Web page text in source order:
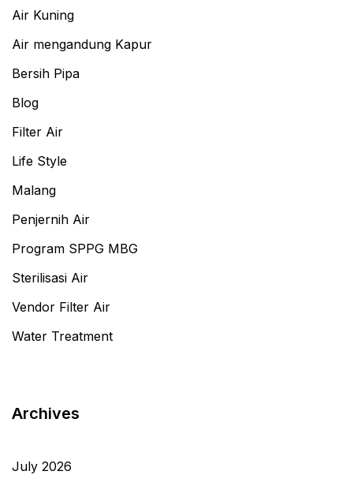
Air Kuning
Air mengandung Kapur
Bersih Pipa
Blog
Filter Air
Life Style
Malang
Penjernih Air
Program SPPG MBG
Sterilisasi Air
Vendor Filter Air
Water Treatment
Archives
July 2026